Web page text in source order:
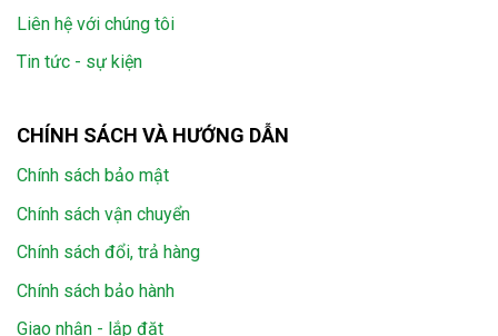
Liên hệ với chúng tôi
Tin tức - sự kiện
CHÍNH SÁCH VÀ HƯỚNG DẪN
Chính sách bảo mật
Chính sách vận chuyển
Chính sách đổi, trả hàng
Chính sách bảo hành
Giao nhận - lắp đặt